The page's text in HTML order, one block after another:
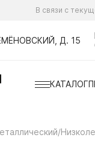
В связи с
Д. 15
КАТАЛОГ
/